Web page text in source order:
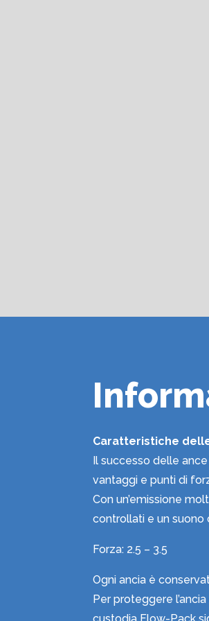
Caratteristiche delle
Il successo delle
vantaggi e punti di
Con un’emissione
controllati e un suono
Forza: 2.5 – 3.5
Ogni ancia è
Per proteggere